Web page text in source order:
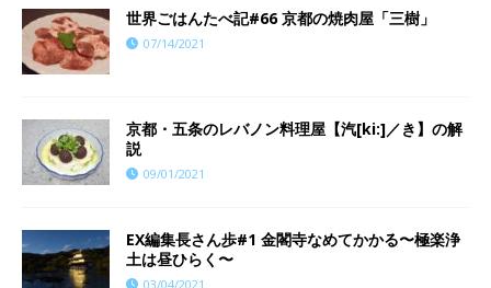
世界ごはんたべ記#66 京都の焼肉屋「三樹」
07/14/2021
京都・五条のレバノン料理屋【汽[ki:]／き】の解
説
09/01/2021
EX編集長さん歩#1 金閣寺なめてかかる〜極楽浄
土は昼ひらく〜
03/04/2021